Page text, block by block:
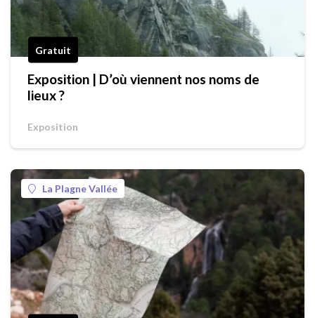
Gratuit
Exposition | D’où viennent nos noms de
lieux ?
Exposition
La Plagne Vallée